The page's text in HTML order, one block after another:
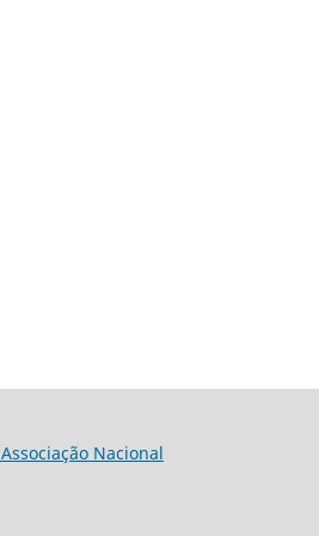
Associação Nacional